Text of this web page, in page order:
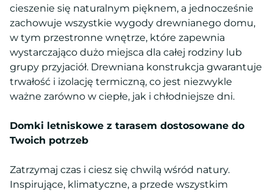
cieszenie się naturalnym pięknem, a jednocześnie
zachowuje wszystkie wygody drewnianego domu,
w tym przestronne wnętrze, które zapewnia
wystarczająco dużo miejsca dla całej rodziny lub
grupy przyjaciół. Drewniana konstrukcja gwarantuje
trwałość i izolację termiczną, co jest niezwykle
ważne zarówno w ciepłe, jak i chłodniejsze dni.
Domki letniskowe z tarasem dostosowane do
Twoich potrzeb
Zatrzymaj czas i ciesz się chwilą wśród natury.
Inspirujące, klimatyczne, a przede wszystkim